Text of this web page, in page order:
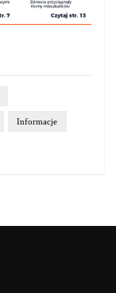
Informacje